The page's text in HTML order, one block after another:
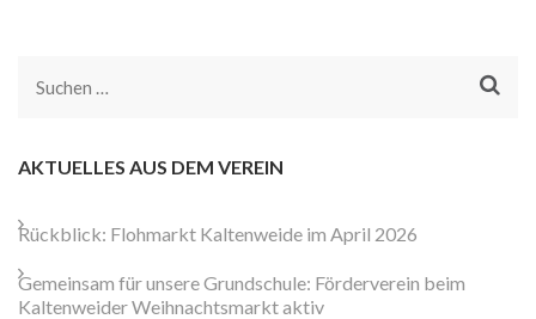
Suchen
AKTUELLES AUS DEM VEREIN
Rückblick: Flohmarkt Kaltenweide im April 2026
Gemeinsam für unsere Grundschule: Förderverein beim
Kaltenweider Weihnachtsmarkt aktiv